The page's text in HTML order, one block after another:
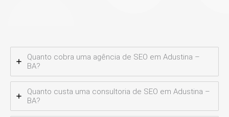
Quanto cobra uma agência de SEO em Adustina –
BA?
Quanto custa uma consultoria de SEO em Adustina –
BA?